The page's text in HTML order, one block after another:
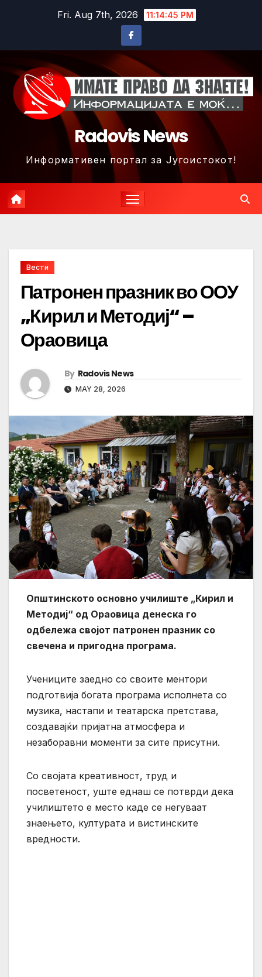
Fri. Aug 7th, 2026 11:14:48 PM
Radovis News
Информативен портал за Југоистокот!
Вести
Патронен празник во ООУ
„Кирил и Методиј“ –
Ораовица
By Radovis News
MAY 28, 2026
Општинското основно училиште „Кирил и
Методиј“ од Ораовица денеска го
одбележа својот патронен празник со
свечена и пригодна програма.
Учениците заедно со своите ментори
подготвија богата програма исполнета со
музика, настапи и театарска претстава,
создавајќи пријатна атмосфера и
незаборавни моменти за сите присутни.
Со својата креативност, труд и
посветеност, уште еднаш се потврди дека
училиштето е место каде се негуваат
знаењето, културата и вистинските
вредности.